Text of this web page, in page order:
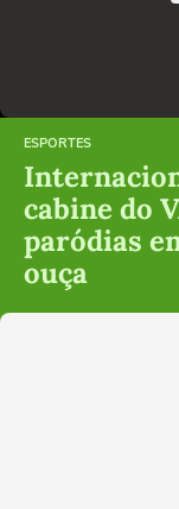
ESPORTES
cabine do
paródias
ouça